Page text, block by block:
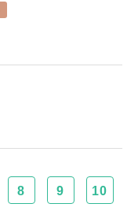
8 9 10